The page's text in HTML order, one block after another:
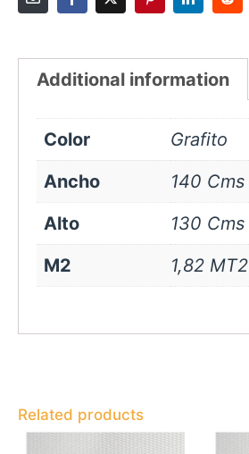
Additional information
Color
Grafito
Ancho
140 Cms
Alto
130 Cms
M2
1,82 MT2
Related products